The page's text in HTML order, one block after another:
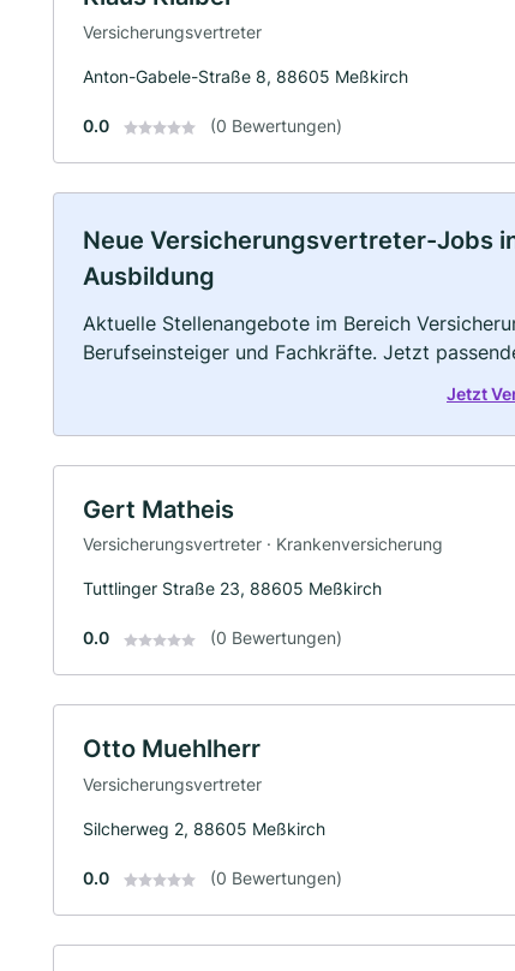
Versicherungsvertreter
Anton-Gabele-Straße 8, 88605 Meßkirch
0.0 (0 Bewertungen)
Neue Versicherungsvertreter-Jobs
Ausbildung
Aktuelle Stellenangebote im Bereich
Berufseinsteiger und Fachkräfte. Jetzt
Jetzt
Gert Matheis
Versicherungsvertreter · Krankenversicherung
Tuttlinger Straße 23, 88605 Meßkirch
0.0 (0 Bewertungen)
Otto Muehlherr
Versicherungsvertreter
Silcherweg 2, 88605 Meßkirch
0.0 (0 Bewertungen)